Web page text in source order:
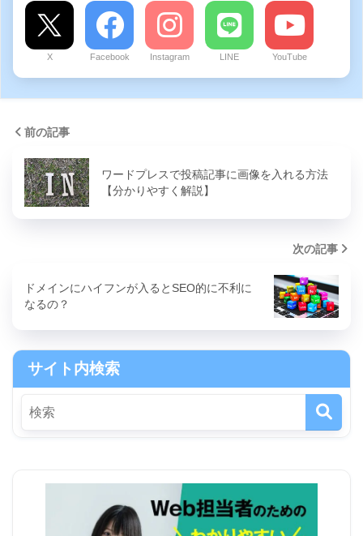
X Facebook Instagram LINE YouTube
前の記事
ワードプレスで投稿記事に画像を入れる方法
【分かりやすく解説】
次の記事
ドメインにハイフンが入るとSEO的に不利に
なるの？
サイト内検索